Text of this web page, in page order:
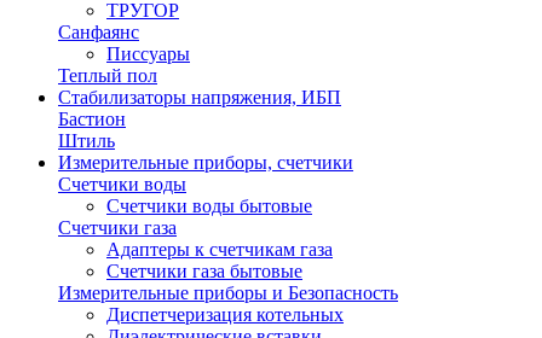
ТРУГОР
Санфаянс
Писсуары
Теплый пол
Стабилизаторы напряжения, ИБП
Бастион
Штиль
Измерительные приборы, счетчики
Счетчики воды
Счетчики воды бытовые
Счетчики газа
Адаптеры к счетчикам газа
Счетчики газа бытовые
Измерительные приборы и Безопасность
Диспетчеризация котельных